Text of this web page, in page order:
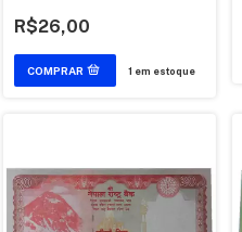
R$26,00
1 em estoque